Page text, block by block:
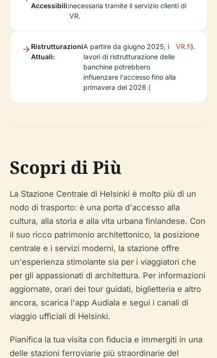
Accessibili:necessaria tramite il servizio clienti di
VR.
Ristrutturazioni
Attuali:
A partire da giugno 2025, i
lavori di ristrutturazione delle
banchine potrebbero
influenzare l'accesso fino alla
primavera del 2026 (
VR.fi).
Scopri di Più
La Stazione Centrale di Helsinki è molto più di un
nodo di trasporto: è una porta d'accesso alla
cultura, alla storia e alla vita urbana finlandese. Con
il suo ricco patrimonio architettonico, la posizione
centrale e i servizi moderni, la stazione offre
un'esperienza stimolante sia per i viaggiatori che
per gli appassionati di architettura. Per informazioni
aggiornate, orari dei tour guidati, biglietteria e altro
ancora, scarica l'app Audiala e segui i canali di
viaggio ufficiali di Helsinki.
Pianifica la tua visita con fiducia e immergiti in una
delle stazioni ferroviarie più straordinarie del